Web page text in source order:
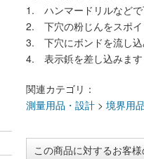
1. ハンマードリルなどで
2. 下穴の粉じんをスポイ
3. 下穴にボンドを流し込
4. 表示鋲を差し込みます
関連カテゴリ：
測量用品・設計 > 境界用
この商品に対するお客